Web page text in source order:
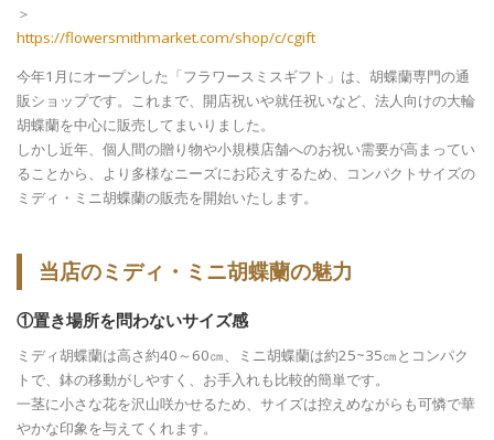
＞
https://flowersmithmarket.com/shop/c/cgift
今年1月にオープンした「フラワースミスギフト」は、胡蝶蘭専門の通
販ショップです。これまで、開店祝いや就任祝いなど、法人向けの大輪
胡蝶蘭を中心に販売してまいりました。
しかし近年、個人間の贈り物や小規模店舗へのお祝い需要が高まってい
ることから、より多様なニーズにお応えするため、コンパクトサイズの
ミディ・ミニ胡蝶蘭の販売を開始いたします。
当店のミディ・ミニ胡蝶蘭の魅力
①置き場所を問わないサイズ感
ミディ胡蝶蘭は高さ約40～60㎝、ミニ胡蝶蘭は約25~35㎝とコンパク
トで、鉢の移動がしやすく、お手入れも比較的簡単です。
一茎に小さな花を沢山咲かせるため、サイズは控えめながらも可憐で華
やかな印象を与えてくれます。